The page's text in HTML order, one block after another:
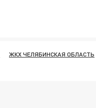
ЖКХ ЧЕЛЯБИНСКАЯ ОБЛАСТЬ